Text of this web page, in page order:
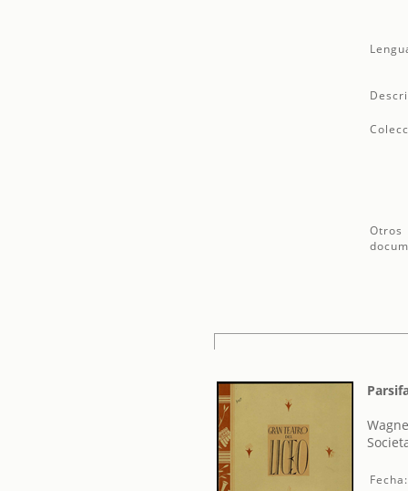
Otros
Fecha: